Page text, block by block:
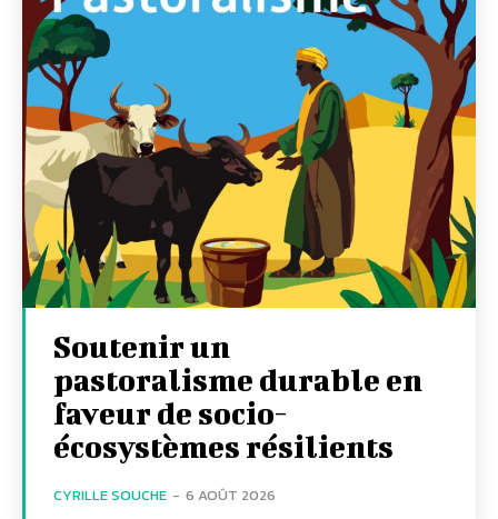
Soutenir un
pastoralisme durable en
faveur de socio-
écosystèmes résilients
CYRILLE SOUCHE - 6 AOÛT 2026